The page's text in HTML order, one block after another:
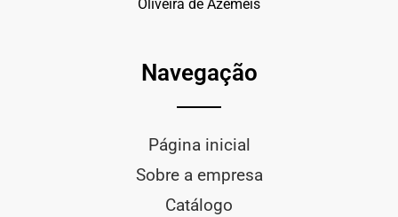
Oliveira de Azeméis
Navegação
Página inicial
Sobre a empresa
Catálogo